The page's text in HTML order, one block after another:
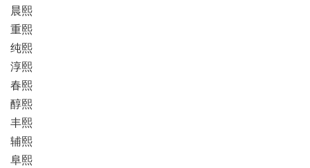
晨熙
重熙
纯熙
淳熙
春熙
醇熙
丰熙
辅熙
阜熙